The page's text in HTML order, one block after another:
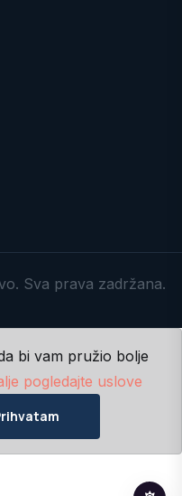
Sva prava zadržana.
bi vam pružio bolje
pogledajte uslove